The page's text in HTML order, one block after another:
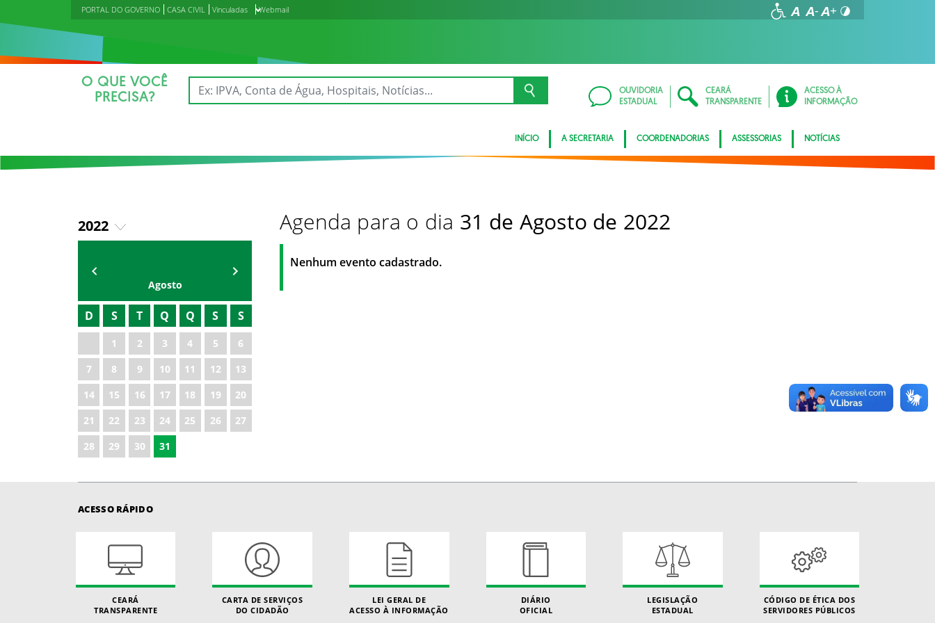
PORTAL DO GOVERNO CASA CIVIL Vinculadas Webmail
O QUE VOCÊ
PRECISA?
OUVIDORIA
ESTADUAL
CEARÁ
TRANSPARENTE
ACESSO À
INFORMAÇÃO
INÍCIO A SECRETARIA COORDENADORIAS ASSESSORIAS NOTÍCIAS
2022
2019
2020
2021
2023
2024
2025
2026
Agosto
D S T Q Q S S
1 2 3 4 5
6
7
8 9 10 11 12
13
14
15 16 17 18 19
20
21
22 23 24 25 26
27
28
29 30 31
Agenda para o dia 31 de Agosto de 2022
Nenhum evento cadastrado.
ACESSO RÁPIDO
CEARÁ
TRANSPARENTE
CARTA DE SERVIÇOS
DO CIDADÃO
LEI GERAL DE
ACESSO À INFORMAÇÃO
DIÁRIO
OFICIAL
LEGISLAÇÃO
ESTADUAL
CÓDIGO DE ÉTICA DOS
SERVIDORES PÚBLICOS